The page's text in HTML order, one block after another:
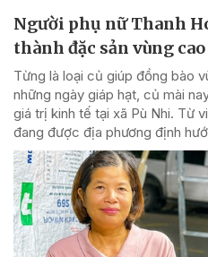
Người phụ nữ Thanh
thành đặc sản vùng cao
Từng là loại củ giúp đồng bào
những ngày giáp hạt, củ mài
giá trị kinh tế tại xã Pù Nhi. Từ
đang được địa phương định